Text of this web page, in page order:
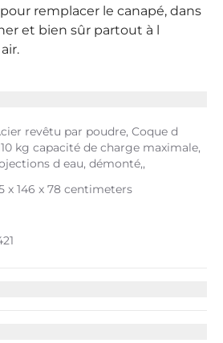
remplacer le canapé, dans
et bien sûr partout à l
revêtu par poudre, Coque d
kg capacité de charge maximale,
d eau, démonté,,
x 146 x 78 centimeters